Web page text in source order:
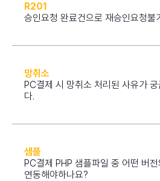
R201
승인요청 완료건으로 재승인요청불
망취소
PC결제 시 망취소 처리된 사유가 궁
다.
샘플
PC결제 PHP 샘플파일 중 어떤 버
연동해야하나요?